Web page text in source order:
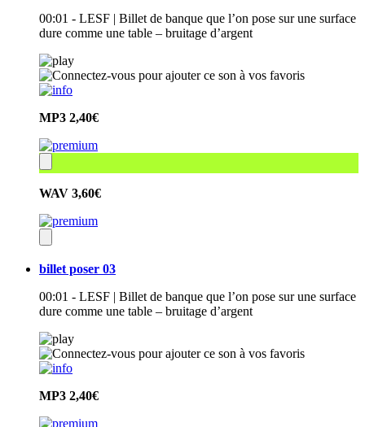
00:01 - LESF | Billet de banque que l’on pose sur une surface
dure comme une table – bruitage d’argent
MP3 2,40€
WAV 3,60€
billet poser 03
00:01 - LESF | Billet de banque que l’on pose sur une surface
dure comme une table – bruitage d’argent
MP3 2,40€